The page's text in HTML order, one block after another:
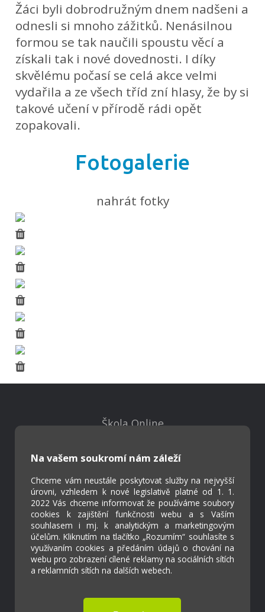
Žáci byli dobrodružným dnem nadšeni a
odnesli si mnoho zážitků. Nenásilnou
formou se tak naučili spoustu věcí a
získali tak i nové dovednosti. I díky
skvělému počasí se celá akce velmi
vydařila a ze všech tříd zní hlasy, že by si
takové učení v přírodě rádi opět
zopakovali.
Fotogalerie
nahrát fotky
Na vašem soukromí nám záleží
Chceme vám neustále poskytovat služby na nejvyšší
úrovni, vzhledem k nové legislativě platné od 1. 1.
2022 Vás chceme informovat že používáme soubory
cookies k zajištění funkčnosti webu a s Vaším
souhlasem i mj. k analytickým a marketingovým
účelům. Kliknutím na tlačítko „Rozumím“ souhlasíte s
využívaním cookies a předáním údajů o chování na
webu pro zobrazení cílené reklamy na sociálních sítích
a reklamních sítích na dalších webech.
Škola Online
Kontakty
Projekty
Virtuální prohlídka
Cookies
Přístupnost
Přihlášení